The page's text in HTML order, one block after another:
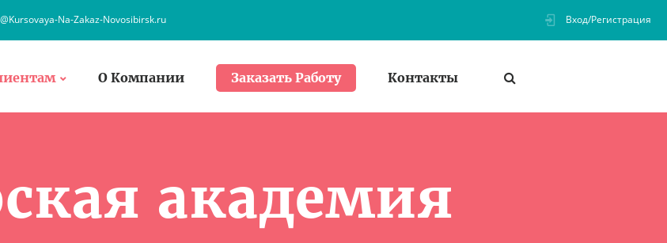
Na-Zakaz-Novosibirsk.ru Вход/Регистрация
О Компании Заказать Работу Контакты
академия